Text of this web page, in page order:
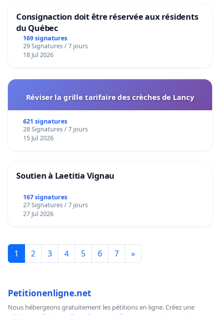
Consignaction doit être réservée aux résidents
du Québec
169 signatures
29 Signatures / 7 jours
18 Jul 2026
Réviser la grille tarifaire des crèches de Lancy
621 signatures
28 Signatures / 7 jours
15 Jul 2026
Soutien à Laetitia Vignau
167 signatures
27 Signatures / 7 jours
27 Jul 2026
1 2 3 4 5 6 7 »
Petitionenligne.net
Nous hébergeons gratuitement les pétitions en ligne. Créez une